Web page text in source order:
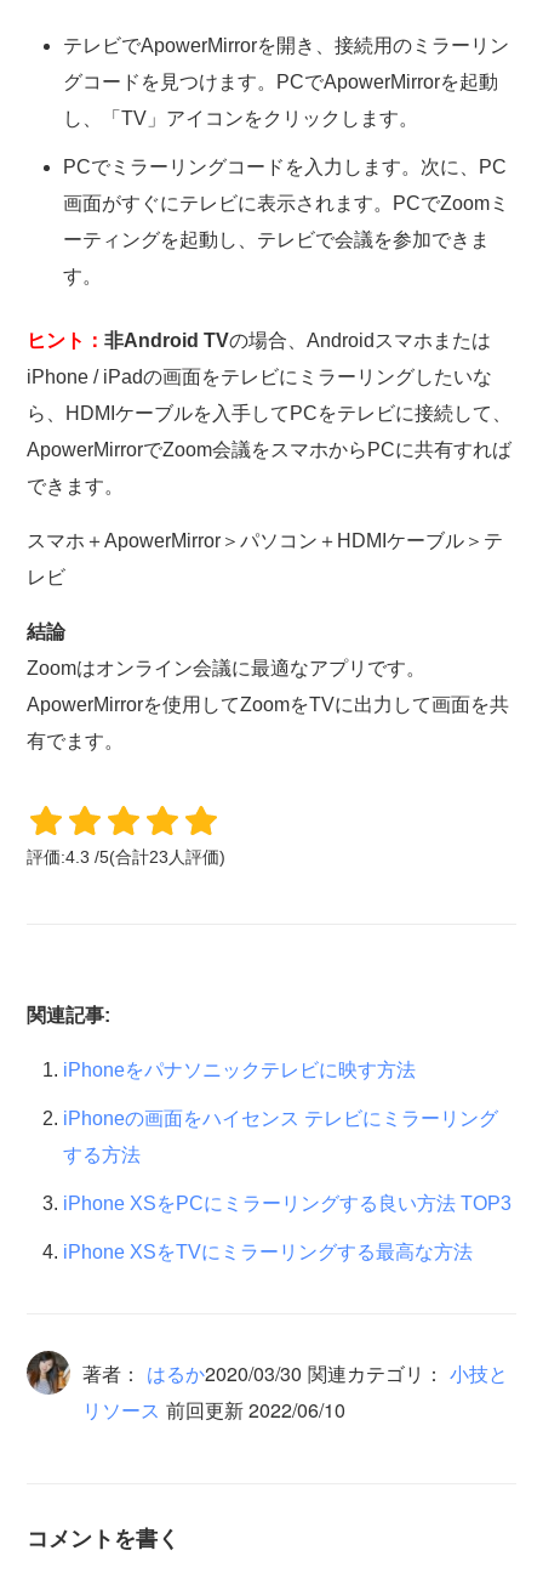
テレビでApowerMirrorを開き、接続用のミラーリン
グコードを見つけます。PCでApowerMirrorを起動
し、「TV」アイコンをクリックします。
PCでミラーリングコードを入力します。次に、PC
画面がすぐにテレビに表示されます。PCでZoomミ
ーティングを起動し、テレビで会議を参加できま
す。
ヒント：非Android TVの場合、Androidスマホまたは
iPhone / iPadの画面をテレビにミラーリングしたいな
ら、HDMIケーブルを入手してPCをテレビに接続して、
ApowerMirrorでZoom会議をスマホからPCに共有すれば
できます。
スマホ＋ApowerMirror＞パソコン＋HDMIケーブル＞テ
レビ
結論
Zoomはオンライン会議に最適なアプリです。
ApowerMirrorを使用してZoomをTVに出力して画面を共
有でます。
評価:4.3 /5(合計23人評価)
関連記事:
iPhoneをパナソニックテレビに映す方法
iPhoneの画面をハイセンス テレビにミラーリング
する方法
iPhone XSをPCにミラーリングする良い方法 TOP3
iPhone XSをTVにミラーリングする最高な方法
著者： はるか2020/03/30 関連カテゴリ： 小技と
リソース 前回更新 2022/06/10
コメントを書く